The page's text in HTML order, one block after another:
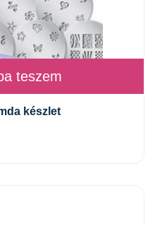
teszem
készlet